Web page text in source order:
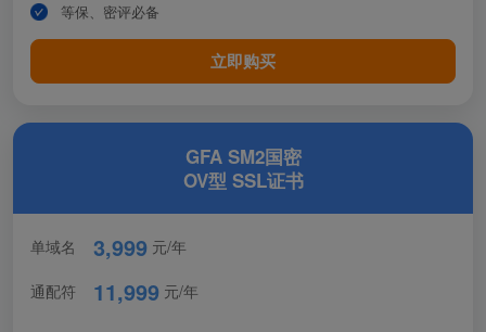
等保、密评必备
立即购买
GFA SM2国密
OV型 SSL证书
单域名 3,999 元/年
通配符 11,999 元/年